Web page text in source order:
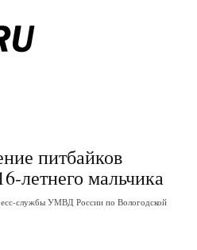
питбайков
летнего мальчика
службы УМВД России по Вологодской